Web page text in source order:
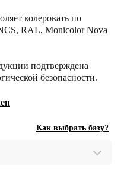
колеровать по
RAL, Monicolor Nova
подтверждена
безопасности.
Как выбрать базу?